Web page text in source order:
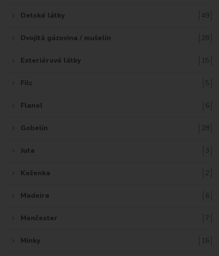
Detské látky 49
Dvojitá gázovina / mušelín 28
Exteriérové látky 15
Filc 5
Flanel 6
Gobelín 28
Juta 3
Koženka 2
Madeira 6
Menčester 7
Minky 16